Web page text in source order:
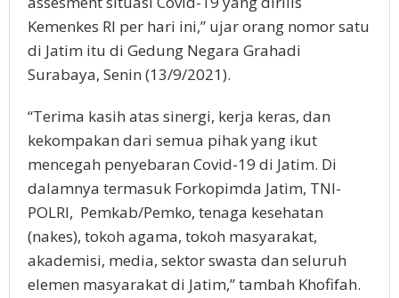
Kemenkes RI per hari ini,” ujar orang nomor satu
di Jatim itu di Gedung Negara Grahadi
Surabaya, Senin (13/9/2021).
“Terima kasih atas sinergi, kerja keras, dan
kekompakan dari semua pihak yang ikut
mencegah penyebaran Covid-19 di Jatim. Di
dalamnya termasuk Forkopimda Jatim, TNI-
POLRI, Pemkab/Pemko, tenaga kesehatan
(nakes), tokoh agama, tokoh masyarakat,
akademisi, media, sektor swasta dan seluruh
elemen masyarakat di Jatim,” tambah Khofifah.